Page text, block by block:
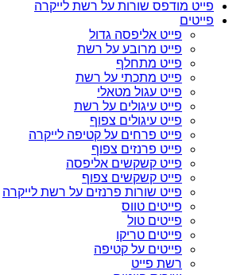
פייט מודפס שורות על רשת לייקרה
פייטים
פייט אליפסה גדול
פייט מרובע על רשת
פייט מתחלף
פייט מתכתי על רשת
פייט עגול מטאלי
פייט עיגולים על רשת
פייט עיגולים צפוף
פייט פרחים על קטיפה לייקרה
פייט פרנזים צפוף
פייט קשקשים אליפסה
פייט קשקשים צפוף
פייט שורות פרנזים על רשת לייקרה
פייטים טווס
פייטים טול
פייטים טריקו
פייטים על קטיפה
רשת פייט